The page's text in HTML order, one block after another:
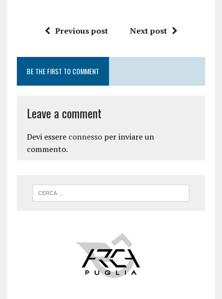
Previous post Next post
BE THE FIRST TO COMMENT
Leave a comment
Devi essere connessoper inviare un
commento.